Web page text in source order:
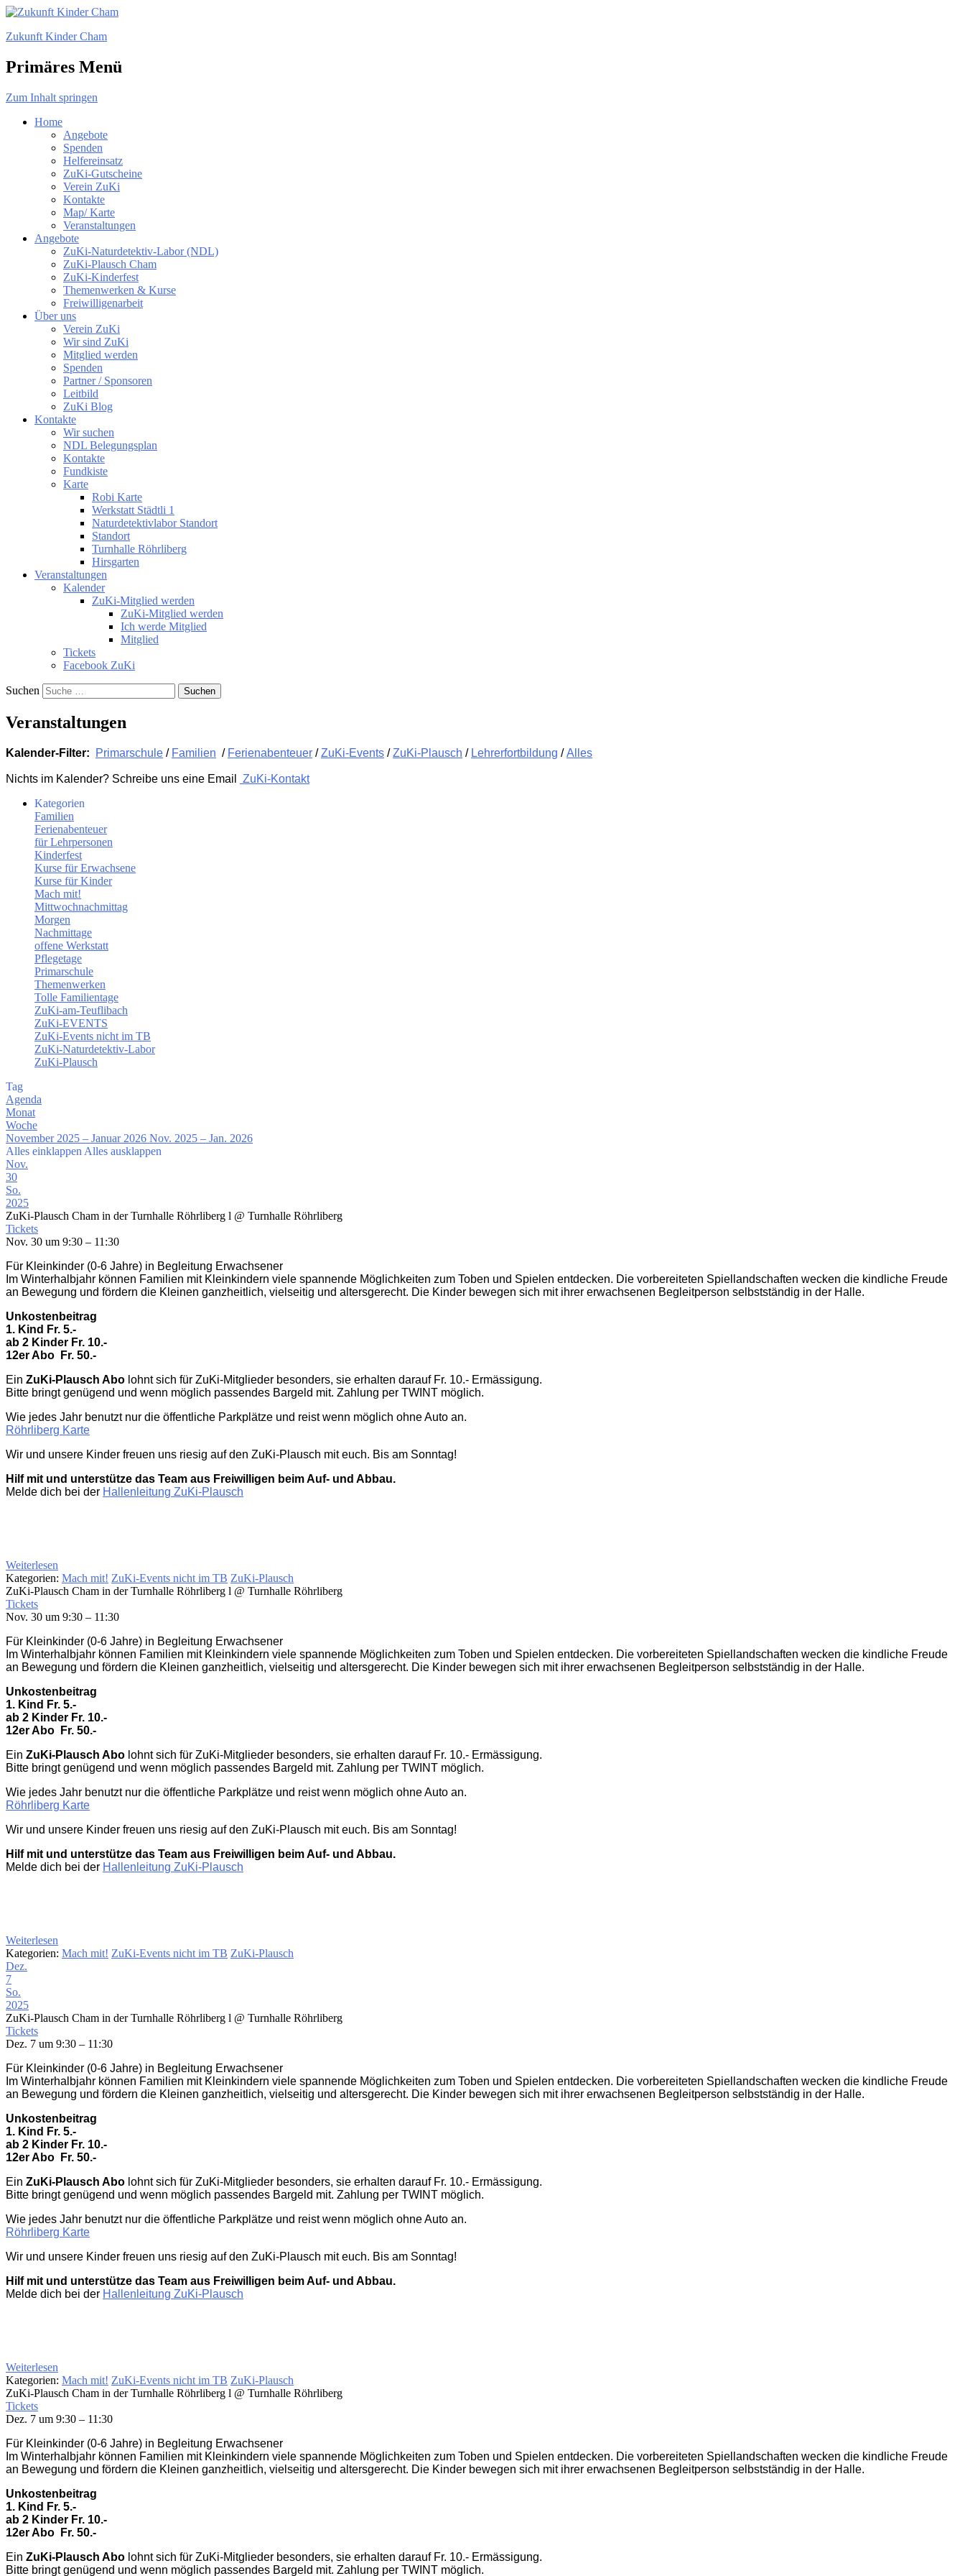
Zukunft Kinder Cham
Primäres Menü
Zum Inhalt springen
Home
Angebote
Spenden
Helfereinsatz
ZuKi-Gutscheine
Verein ZuKi
Kontakte
Map/ Karte
Veranstaltungen
Angebote
ZuKi-Naturdetektiv-Labor (NDL)
ZuKi-Plausch Cham
ZuKi-Kinderfest
Themenwerken & Kurse
Freiwilligenarbeit
Über uns
Verein ZuKi
Wir sind ZuKi
Mitglied werden
Spenden
Partner / Sponsoren
Leitbild
ZuKi Blog
Kontakte
Wir suchen
NDL Belegungsplan
Kontakte
Fundkiste
Karte
Robi Karte
Werkstatt Städtli 1
Naturdetektivlabor Standort
Standort
Turnhalle Röhrliberg
Hirsgarten
Veranstaltungen
Kalender
ZuKi-Mitglied werden
ZuKi-Mitglied werden
Ich werde Mitglied
Mitglied
Tickets
Facebook ZuKi
Suchen
Veranstaltungen
Kalender-Filter: Primarschule / Familien / Ferienabenteuer /ZuKi-Events /ZuKi-Plausch / Lehrerfortbildung /Alles
Nichts im Kalender? Schreibe uns eine Email
ZuKi-Kontakt
Kategorien
Familien
Ferienabenteuer
für Lehrpersonen
Kinderfest
Kurse für Erwachsene
Kurse für Kinder
Mach mit!
Mittwochnachmittag
Morgen
Nachmittage
offene Werkstatt
Pflegetage
Primarschule
Themenwerken
Tolle Familientage
ZuKi-am-Teuflibach
ZuKi-EVENTS
ZuKi-Events nicht im TB
ZuKi-Naturdetektiv-Labor
ZuKi-Plausch
Tag
Agenda
Monat
Woche
November 2025 – Januar 2026 Nov. 2025 – Jan. 2026
Alles einklappen Alles ausklappen
Nov.
30
So.
2025
ZuKi-Plausch Cham in der Turnhalle Röhrliberg l @ Turnhalle Röhrliberg
Tickets
Nov. 30 um 9:30 – 11:30
Für Kleinkinder (0-6 Jahre) in Begleitung Erwachsener
Im Winterhalbjahr können Familien mit Kleinkindern viele spannende Möglichkeiten zum Toben und Spielen entdecken. Die vorbereiteten Spiellandschaften wecken die kindliche Freude
an Bewegung und fördern die Kleinen ganzheitlich, vielseitig und altersgerecht. Die Kinder bewegen sich mit ihrer erwachsenen Begleitperson selbstständig in der Halle.
Unkostenbeitrag
1. Kind Fr. 5.-
ab 2 Kinder Fr. 10.-
12er Abo
Fr. 50.-
Ein ZuKi-Plausch Abo lohnt sich für ZuKi-Mitglieder besonders, sie erhalten darauf Fr. 10.- Ermässigung.
Bitte bringt genügend und wenn möglich passendes Bargeld mit. Zahlung per TWINT möglich.
Wie jedes Jahr benutzt nur die öffentliche Parkplätze und reist wenn möglich ohne Auto an.
Röhrliberg Karte
Wir und unsere Kinder freuen uns riesig auf den ZuKi-Plausch mit euch. Bis am Sonntag!
Hilf mit und unterstütze das Team aus Freiwilligen beim Auf- und Abbau.
Melde dich bei der Hallenleitung ZuKi-Plausch
Weiterlesen
Kategorien: Mach mit! ZuKi-Events nicht im TB ZuKi-Plausch
ZuKi-Plausch Cham in der Turnhalle Röhrliberg l @ Turnhalle Röhrliberg
Tickets
Nov. 30 um 9:30 – 11:30
Für Kleinkinder (0-6 Jahre) in Begleitung Erwachsener
Im Winterhalbjahr können Familien mit Kleinkindern viele spannende Möglichkeiten zum Toben und Spielen entdecken. Die vorbereiteten Spiellandschaften wecken die kindliche Freude
an Bewegung und fördern die Kleinen ganzheitlich, vielseitig und altersgerecht. Die Kinder bewegen sich mit ihrer erwachsenen Begleitperson selbstständig in der Halle.
Unkostenbeitrag
1. Kind Fr. 5.-
ab 2 Kinder Fr. 10.-
12er Abo
Fr. 50.-
Ein ZuKi-Plausch Abo lohnt sich für ZuKi-Mitglieder besonders, sie erhalten darauf Fr. 10.- Ermässigung.
Bitte bringt genügend und wenn möglich passendes Bargeld mit. Zahlung per TWINT möglich.
Wie jedes Jahr benutzt nur die öffentliche Parkplätze und reist wenn möglich ohne Auto an.
Röhrliberg Karte
Wir und unsere Kinder freuen uns riesig auf den ZuKi-Plausch mit euch. Bis am Sonntag!
Hilf mit und unterstütze das Team aus Freiwilligen beim Auf- und Abbau.
Melde dich bei der Hallenleitung ZuKi-Plausch
Weiterlesen
Kategorien: Mach mit! ZuKi-Events nicht im TB ZuKi-Plausch
Dez.
7
So.
2025
ZuKi-Plausch Cham in der Turnhalle Röhrliberg l @ Turnhalle Röhrliberg
Tickets
Dez. 7 um 9:30 – 11:30
Für Kleinkinder (0-6 Jahre) in Begleitung Erwachsener
Im Winterhalbjahr können Familien mit Kleinkindern viele spannende Möglichkeiten zum Toben und Spielen entdecken. Die vorbereiteten Spiellandschaften wecken die kindliche Freude
an Bewegung und fördern die Kleinen ganzheitlich, vielseitig und altersgerecht. Die Kinder bewegen sich mit ihrer erwachsenen Begleitperson selbstständig in der Halle.
Unkostenbeitrag
1. Kind Fr. 5.-
ab 2 Kinder Fr. 10.-
12er Abo
Fr. 50.-
Ein ZuKi-Plausch Abo lohnt sich für ZuKi-Mitglieder besonders, sie erhalten darauf Fr. 10.- Ermässigung.
Bitte bringt genügend und wenn möglich passendes Bargeld mit. Zahlung per TWINT möglich.
Wie jedes Jahr benutzt nur die öffentliche Parkplätze und reist wenn möglich ohne Auto an.
Röhrliberg Karte
Wir und unsere Kinder freuen uns riesig auf den ZuKi-Plausch mit euch. Bis am Sonntag!
Hilf mit und unterstütze das Team aus Freiwilligen beim Auf- und Abbau.
Melde dich bei der Hallenleitung ZuKi-Plausch
Weiterlesen
Kategorien: Mach mit! ZuKi-Events nicht im TB ZuKi-Plausch
ZuKi-Plausch Cham in der Turnhalle Röhrliberg l @ Turnhalle Röhrliberg
Tickets
Dez. 7 um 9:30 – 11:30
Für Kleinkinder (0-6 Jahre) in Begleitung Erwachsener
Im Winterhalbjahr können Familien mit Kleinkindern viele spannende Möglichkeiten zum Toben und Spielen entdecken. Die vorbereiteten Spiellandschaften wecken die kindliche Freude
an Bewegung und fördern die Kleinen ganzheitlich, vielseitig und altersgerecht. Die Kinder bewegen sich mit ihrer erwachsenen Begleitperson selbstständig in der Halle.
Unkostenbeitrag
1. Kind Fr. 5.-
ab 2 Kinder Fr. 10.-
12er Abo
Fr. 50.-
Ein ZuKi-Plausch Abo lohnt sich für ZuKi-Mitglieder besonders, sie erhalten darauf Fr. 10.- Ermässigung.
Bitte bringt genügend und wenn möglich passendes Bargeld mit. Zahlung per TWINT möglich.